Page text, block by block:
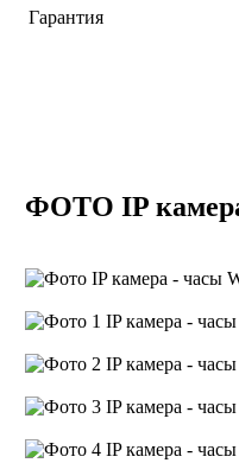
Гарантия
ФОТО IP